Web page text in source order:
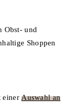
Obst- und
Shoppen
einerAuswahl an